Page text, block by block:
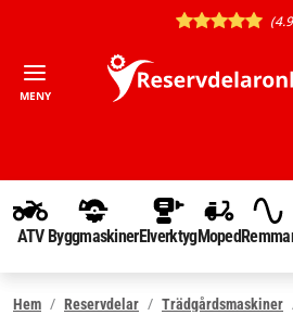
MENY
ATV ByggmaskinerElverktygMoped
Hem Reservdelar Trädgårdsmaskiner